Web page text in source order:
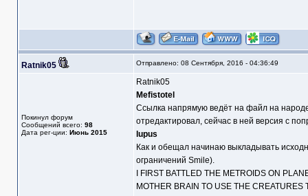
Ratnik05 Отправлено: 08 Сентября, 2016 - 04:36:49
Покинул форум
Сообщений всего: 98
Дата рег-ции: Июнь 2015
Ratnik05
Mefistotel
Ссылка напрямую ведёт на файл на
отредактировал, сейчас в ней версия с
lupus
Как и обещал начинаю выкладывать
ограничений Smile).
I FIRST BATTLED THE METROIDS ON
MOTHER BRAIN TO USE THE CREATURES